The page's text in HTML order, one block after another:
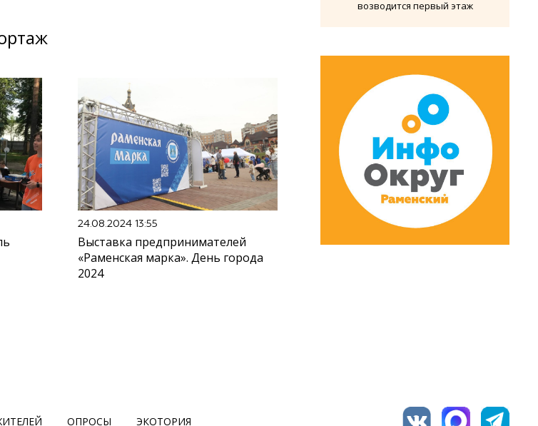
24.08.2024 13:55
Выставка предпринимателей
«Раменская марка». День города
2024
возводится первый этаж
ОПРОСЫ ЭКОТОРИЯ